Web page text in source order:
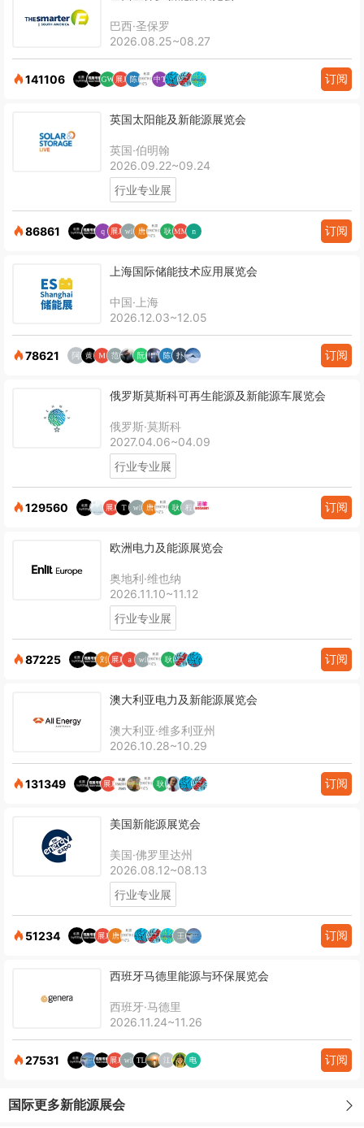
巴西·圣保罗
2026.08.25~08.27
141106 订阅
英国太阳能及新能源展览会
英国·伯明翰
2026.09.22~09.24
行业专业展
86861 订阅
上海国际储能技术应用展览会
中国·上海
2026.12.03~12.05
78621 订阅
俄罗斯莫斯科可再生能源及新能源车展览会
俄罗斯·莫斯科
2027.04.06~04.09
行业专业展
129560 订阅
欧洲电力及能源展览会
奥地利·维也纳
2026.11.10~11.12
行业专业展
87225 订阅
澳大利亚电力及新能源展览会
澳大利亚·维多利亚州
2026.10.28~10.29
131349 订阅
美国新能源展览会
美国·佛罗里达州
2026.08.12~08.13
行业专业展
51234 订阅
西班牙马德里能源与环保展览会
西班牙·马德里
2026.11.24~11.26
27531 订阅
国际更多新能源展会